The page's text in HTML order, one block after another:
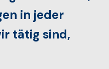
in jeder
tätig sind,